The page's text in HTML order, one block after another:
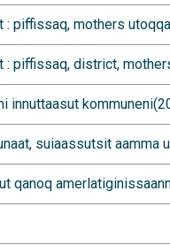
: piffissaq, mothers
: piffissaq, district,
innuttaasut
suiaassutsit
qanoq